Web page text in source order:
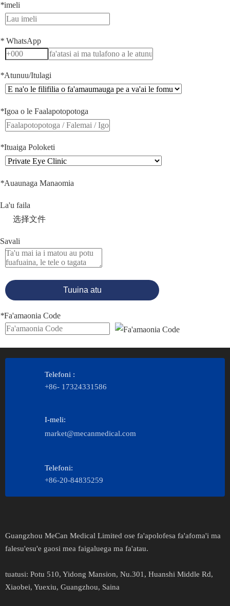
*imeli
* WhatsApp
*Atunuu/Itulagi
*Igoa o le Faalapotopotoga
*Ituaiga Poloketi
*Auaunaga Manaomia
La'u faila
选择文件
Savali
Tuuina atu
*Fa'amaonia Code
Telefoni :
+86- 17324331586
I-meli:
market@mecanmedical.com
Telefoni:
+86-20-84835259
Guangzhou MeCan Medical Limited ose fa'apolofesa fa'afoma'i ma
falesu'esu'e gaosi mea faigaluega ma fa'atau.​​​​​​​
tuatusi​​​​​: Potu 510, Yidong Mansion, Nu.301, Huanshi Middle Rd,
Xiaobei, Yuexiu, Guangzhou, Saina